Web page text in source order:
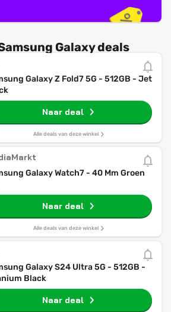
Galaxy deals
Galaxy Z Fold7 5G - 512GB - Jet
Naar deal
Alle deals van deze winkel
Galaxy Watch7 - 40 Mm Groen
Naar deal
Alle deals van deze winkel
Galaxy S24 Ultra 5G - 512GB -
Black
Naar deal